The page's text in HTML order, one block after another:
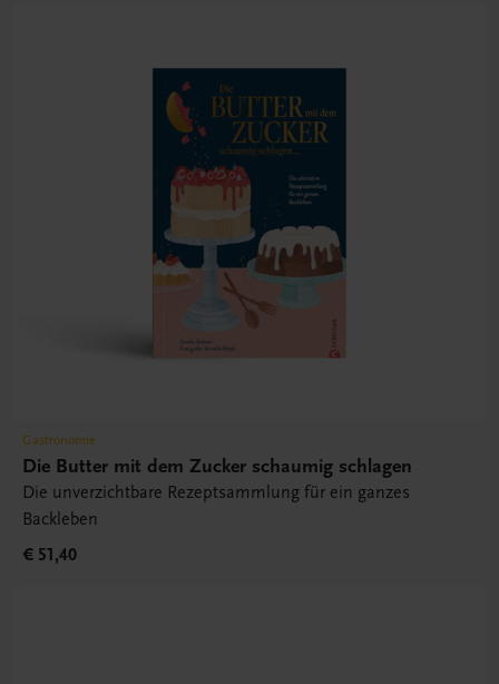
Gastronomie
Die Butter mit dem Zucker schaumig schlagen
Die unverzichtbare Rezeptsammlung für ein ganzes
Backleben
€ 51,40